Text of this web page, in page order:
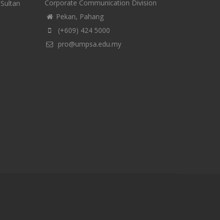
Corporate Communication Division
Pekan, Pahang
(+609) 424 5000
pro@umpsa.edu.my